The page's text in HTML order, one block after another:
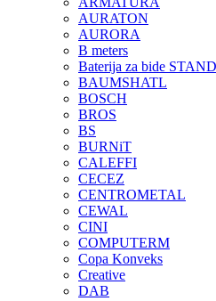
AURATON
AURORA
B meters
Baterija za bide
BAUMSHATL
BOSCH
BROS
BS
BURNiT
CALEFFI
CECEZ
CENTROMETAL
CEWAL
CINI
COMPUTERM
Copa Konveks
Creative
DAB